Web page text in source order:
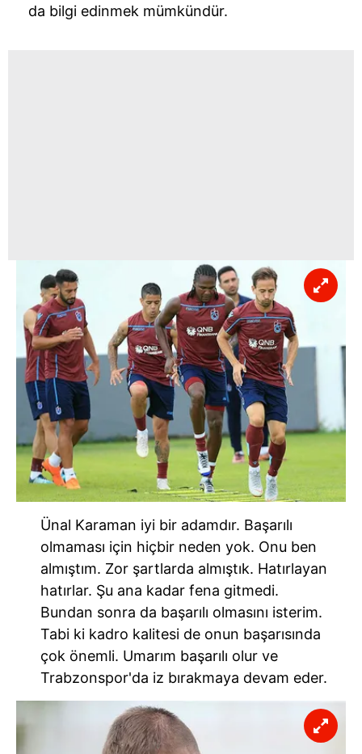
6698 sayılı Kişisel Verilerin Korunması Kanunu uyarınca
da bilgi edinmek mümkündür.
Ünal Karaman iyi bir adamdır. Başarılı
olmaması için hiçbir neden yok. Onu ben
almıştım. Zor şartlarda almıştık. Hatırlayan
hatırlar. Şu ana kadar fena gitmedi.
Bundan sonra da başarılı olmasını isterim.
Tabi ki kadro kalitesi de onun başarısında
çok önemli. Umarım başarılı olur ve
Trabzonspor'da iz bırakmaya devam eder.